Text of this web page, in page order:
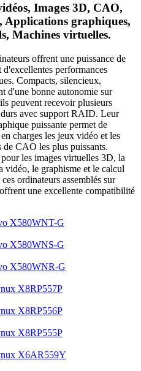
Images 3D, CAO,
Applications graphiques,
Machines virtuelles.
offrent une puissance de
d'excellentes performances
Compacts, silencieux,
d'une bonne autonomie sur
peuvent recevoir plusieurs
durs avec support RAID. Leur
puissante permet de
charges les jeux vidéo et les
de CAO les plus puissants.
les images virtuelles 3D, la
vidéo, le graphisme et le calcul
ordinateurs assemblés sur
une excellente compatibilité
X580WNT-G
X580WNS-G
X580WNR-G
X8RP557P
X8RP556P
X8RP555P
X6AR559Y